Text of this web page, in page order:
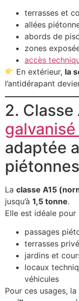
terrasses et
allées
abords de
zones
accès
En extérieur, la
l’antidérapant
2. Classe
galvanisé
adaptée
piétonnes
La classe A15
jusqu’à 1,5 tonne.
Elle est idéale pour
passages
terrasses
jardins et
locaux
véhicules
Pour ces usages,